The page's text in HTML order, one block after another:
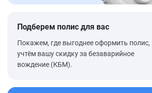
Подберем полис для вас
Покажем, где выгоднее оформить полис,
учтём вашу скидку за безаварийное
вождение (КБМ).